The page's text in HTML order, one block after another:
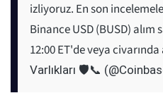
izliyoruz. En son
Binance USD (BUSD) alım
12:00 ET'de veya
Varlıkları 🛡️📞